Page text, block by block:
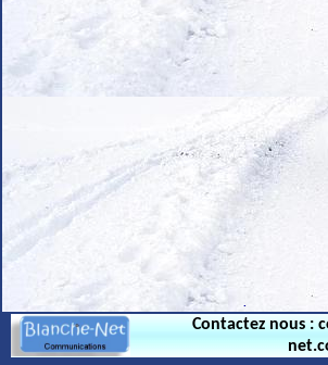
.
Contactez nous :